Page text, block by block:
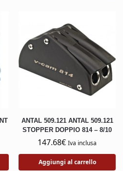
ANTAL 509.121 ANTAL 509.121
STOPPER DOPPIO 814 – 8/10
147.68€ Iva inclusa
Aggiungi al carrello